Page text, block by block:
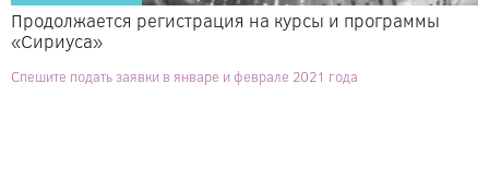
Продолжается регистрация на курсы и программы
«Сириуса»
Спешите подать заявки в январе и феврале 2021 года